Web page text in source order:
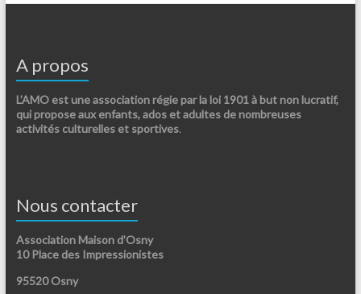
A propos
L’AMO est une association régie par la loi 1901 à but non lucratif,
qui propose aux enfants, ados et adultes de nombreuses
activités culturelles et sportives.
Nous contacter
Association Maison d’Osny
10 Place des Impressionistes
95520 Osny